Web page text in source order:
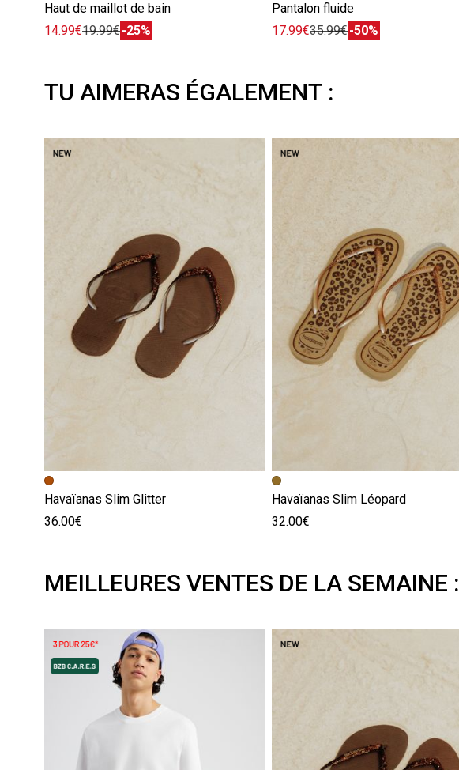
Haut de maillot de bain
14.99€19.99€-25%
Pantalon fluide
17.99€35.99€-50%
TU AIMERAS ÉGALEMENT :
Havaïanas Slim Glitter
36.00€
Havaïanas Slim Léopard
32.00€
MEILLEURES VENTES DE LA SEMAINE :